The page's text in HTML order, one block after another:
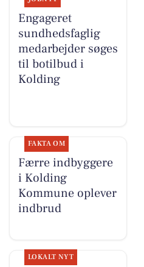
Engageret
sundhedsfaglig
medarbejder søges
til botilbud i
Kolding
FAKTA OM
Færre indbyggere
i Kolding
Kommune oplever
indbrud
LOKALT NYT